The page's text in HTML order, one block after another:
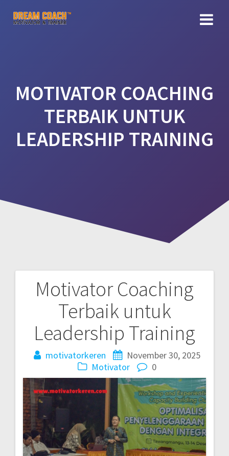
MOTIVATOR COACHING
TERBAIK UNTUK
LEADERSHIP TRAINING
Motivator Coaching
Terbaik untuk
Leadership Training
motivatorkeren
November 30, 2025
Motivator
0
Post
navigation